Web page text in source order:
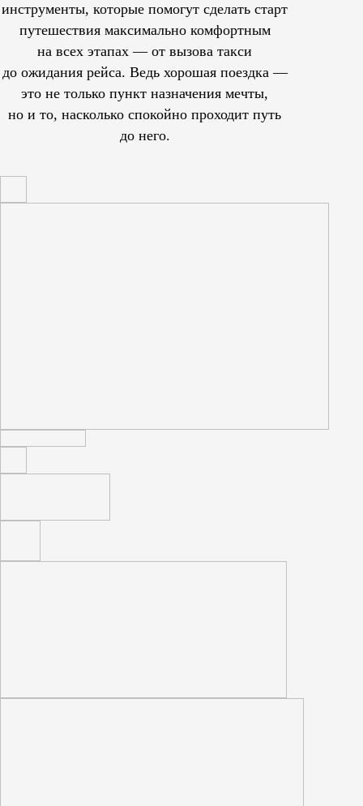
инструменты, которые помогут сделать старт
путешествия максимально комфортным
на всех этапах — от вызова такси
до ожидания рейса. Ведь хорошая поездка —
это не только пункт назначения мечты,
но и то, насколько спокойно проходит путь
до него.